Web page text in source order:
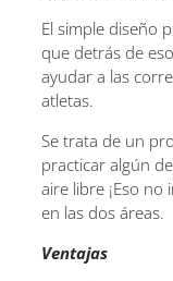
El simple diseño
que detrás de
ayudar a las
atletas.
Se trata de un
practicar algún
aire libre ¡Eso
en las dos áreas.
Ventajas